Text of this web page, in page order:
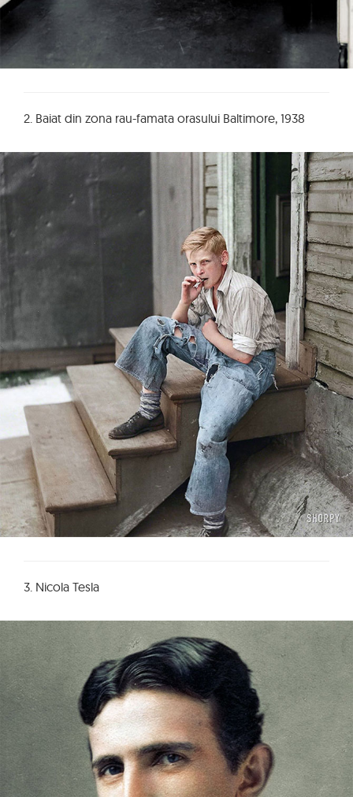
2. Baiat din zona rau-famata orasului Baltimore, 1938
3. Nicola Tesla